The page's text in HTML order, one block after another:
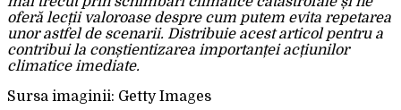
oferă lecții valoroase despre cum putem evita repetarea
unor astfel de scenarii. Distribuie acest articol pentru a
contribui la conștientizarea importanței acțiunilor
climatice imediate.
Sursa imaginii: Getty Images